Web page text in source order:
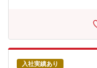
入社実績あり